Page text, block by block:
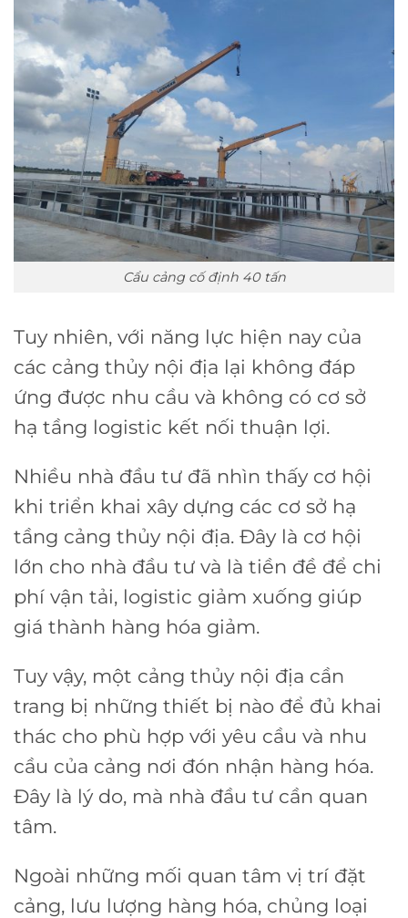
Cẩu cảng cố định 40 tấn
Tuy nhiên, với năng lực hiện nay của
các cảng thủy nội địa lại không đáp
ứng được nhu cầu và không có cơ sở
hạ tầng logistic kết nối thuận lợi.
Nhiều nhà đầu tư đã nhìn thấy cơ hội
khi triển khai xây dựng các cơ sở hạ
tầng cảng thủy nội địa. Đây là cơ hội
lớn cho nhà đầu tư và là tiền đề để chi
phí vận tải, logistic giảm xuống giúp
giá thành hàng hóa giảm.
Tuy vậy, một cảng thủy nội địa cần
trang bị những thiết bị nào để đủ khai
thác cho phù hợp với yêu cầu và nhu
cầu của cảng nơi đón nhận hàng hóa.
Đây là lý do, mà nhà đầu tư cần quan
tâm.
Ngoài những mối quan tâm vị trí đặt
cảng, lưu lượng hàng hóa, chủng loại